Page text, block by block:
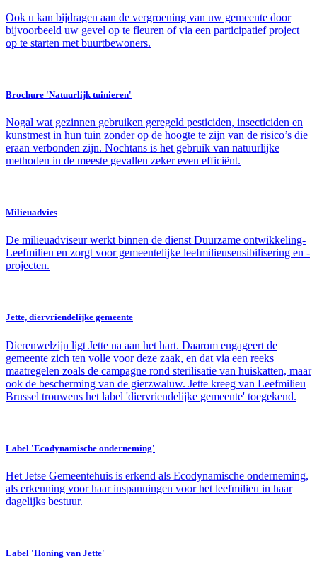
Ook u kan bijdragen aan de vergroening van uw gemeente door
bijvoorbeeld uw gevel op te fleuren of via een participatief project
op te starten met buurtbewoners.
Brochure 'Natuurlijk tuinieren'
Nogal wat gezinnen gebruiken geregeld pesticiden, insecticiden en
kunstmest in hun tuin zonder op de hoogte te zijn van de risico’s die
eraan verbonden zijn. Nochtans is het gebruik van natuurlijke
methoden in de meeste gevallen zeker even efficiënt.
Milieuadvies
De milieuadviseur werkt binnen de dienst Duurzame ontwikkeling-
Leefmilieu en zorgt voor gemeentelijke leefmilieusensibilisering en -
projecten.
Jette, diervriendelijke gemeente
Dierenwelzijn ligt Jette na aan het hart. Daarom engageert de
gemeente zich ten volle voor deze zaak, en dat via een reeks
maatregelen zoals de campagne rond sterilisatie van huiskatten, maar
ook de bescherming van de gierzwaluw. Jette kreeg van Leefmilieu
Brussel trouwens het label 'diervriendelijke gemeente' toegekend.
Label 'Ecodynamische onderneming'
Het Jetse Gemeentehuis is erkend als Ecodynamische onderneming,
als erkenning voor haar inspanningen voor het leefmilieu in haar
dagelijks bestuur.
Label 'Honing van Jette'